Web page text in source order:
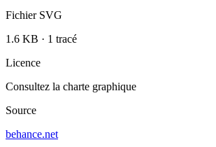
Fichier SVG
1.6 KB · 1 tracé
Licence
Consultez la charte graphique
Source
behance.net